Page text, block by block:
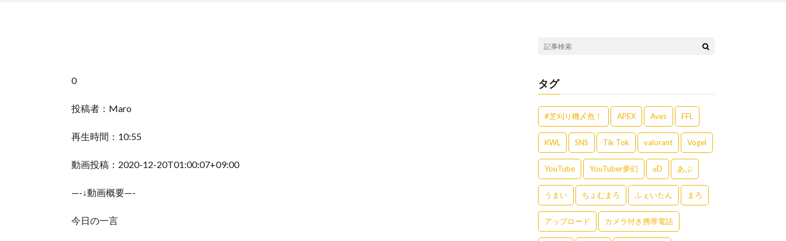
0
投稿者：Maro
再生時間：10:55
動画投稿：2020-12-20T01:00:07+09:00
—-↓動画概要—-
今日の一言
タグ
#芝刈り機〆危！ APEX Aves FFL
KWL SNS Tik Tok valorant Vogel
YouTube YouTuber夢幻 αD あぶ
うまい ちょむまろ ふぇいたん まろ
アップロード カメラ付き携帯電話